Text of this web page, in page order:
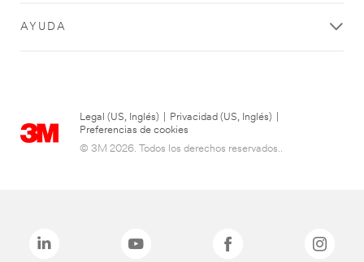
AYUDA
Legal (US, Inglés) Privacidad (US, Inglés)
Preferencias de cookies
© 3M 2026. Todos los derechos reservados..